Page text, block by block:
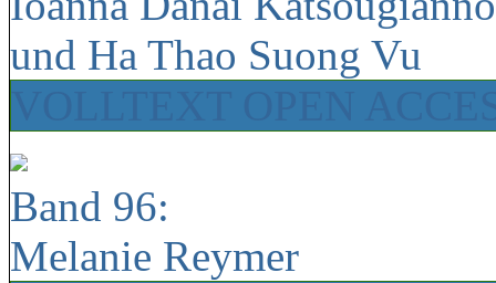
und Ha Thao Suong Vu
Band 96:
Melanie Reymer